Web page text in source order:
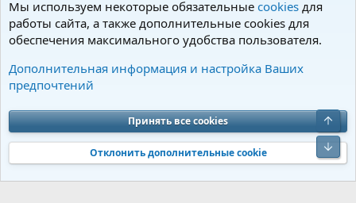
Советы по уходу и содержанию
Cookies Charm by DCom
Обратная связь
Условия и правила
Политика конфиденциальности
Помощь
S
S
Community platform by XenForo® © 2010-2026 XenForo Ltd. Перевод от
Jumuro®|Media embeds via s9e/MediaSites
Мы используем некоторые обязательные cookies для
работы сайта, а также дополнительные cookies для
обеспечения максимального удобства пользователя.
Дополнительная информация и настройка Ваших
предпочтений
Принять все cookies
Отклонить дополнительные cookie
Верх
Низ